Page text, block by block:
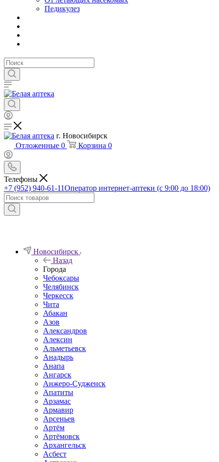
Педикулез
г. Новосибирск
Отложенные 0 Корзина 0
Телефоны
+7 (952) 940-61-11Оператор интернет-аптеки (с 9:00 до 18:00)
Новосибирск
Назад
Города
Чебоксары
Челябинск
Черкесск
Чита
Абакан
Азов
Александров
Алексин
Альметьевск
Анадырь
Анапа
Ангарск
Анжеро-Судженск
Апатиты
Арзамас
Армавир
Арсеньев
Артём
Артёмовск
Архангельск
Асбест